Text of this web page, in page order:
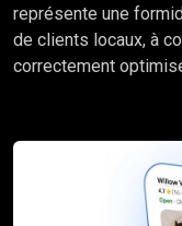
représente une
de clients locaux, à
correctement